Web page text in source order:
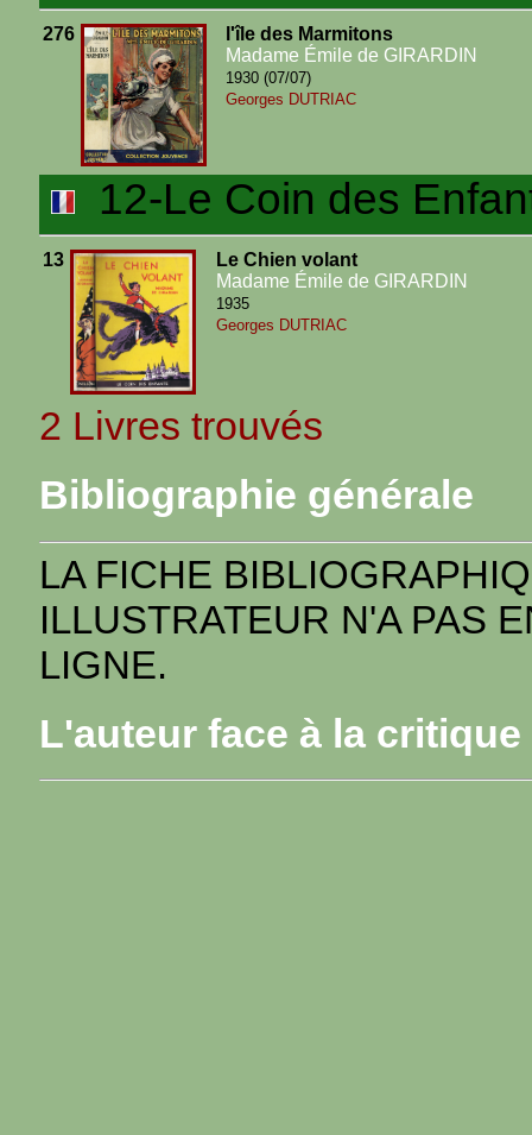
276
l'île des Marmitons
Madame Émile de GIRARDIN
1930 (07/07)
Georges DUTRIAC
12-Le Coin des
13
Le Chien volant
Madame Émile de GIRARDIN
1935
Georges DUTRIAC
2 Livres trouvés
Bibliographie générale
LA FICHE
ILLUSTRATEUR N'A PAS
LIGNE.
L'auteur face à la critique